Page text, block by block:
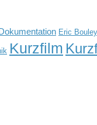
Dokumentation Eric Bouley
Kurzfilm